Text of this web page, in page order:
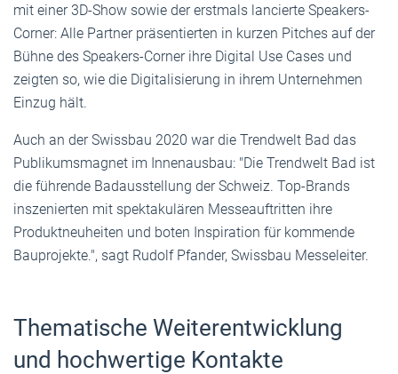
mit einer 3D-Show sowie der erstmals lancierte Speakers-
Corner: Alle Partner präsentierten in kurzen Pitches auf der
Bühne des Speakers-Corner ihre Digital Use Cases und
zeigten so, wie die Digitalisierung in ihrem Unternehmen
Einzug hält.
Auch an der Swissbau 2020 war die Trendwelt Bad das
Publikumsmagnet im Innenausbau: "Die Trendwelt Bad ist
die führende Badausstellung der Schweiz. Top-Brands
inszenierten mit spektakulären Messeauftritten ihre
Produktneuheiten und boten Inspiration für kommende
Bauprojekte.", sagt Rudolf Pfander, Swissbau Messeleiter.
Thematische Weiterentwicklung
und hochwertige Kontakte